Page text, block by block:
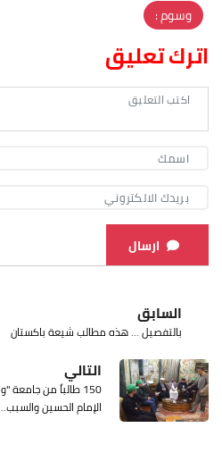
وسوم :
اترك تعليق
ارسال
السابق
بالتفصيل ... هذه مطالب شيعة باكستان
التالي
150 طالباً من
الإمام الحسين